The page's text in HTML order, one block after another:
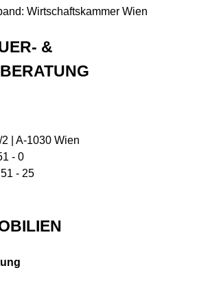
Wirtschaftskammer Wien
&
| A-1030 Wien
- 0
- 25